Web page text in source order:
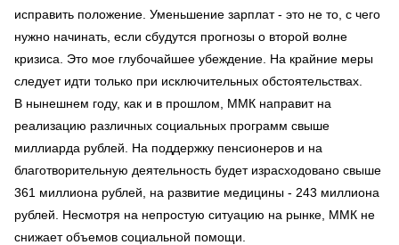
исправить положение. Уменьшение зарплат - это не то, с чего
нужно начинать, если сбудутся прогнозы о второй волне
кризиса. Это мое глубочайшее убеждение. На крайние меры
следует идти только при исключительных обстоятельствах.
В нынешнем году, как и в прошлом, ММК направит на
реализацию различных социальных программ свыше
миллиарда рублей. На поддержку пенсионеров и на
благотворительную деятельность будет израсходовано свыше
361 миллиона рублей, на развитие медицины - 243 миллиона
рублей. Несмотря на непростую ситуацию на рынке, ММК не
снижает объемов социальной помощи.